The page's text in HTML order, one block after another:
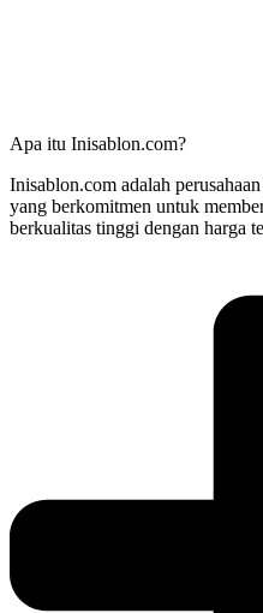
Apa itu Inisablon.com?
Inisablon.com adalah
yang berkomitmen untuk
berkualitas tinggi dengan harga